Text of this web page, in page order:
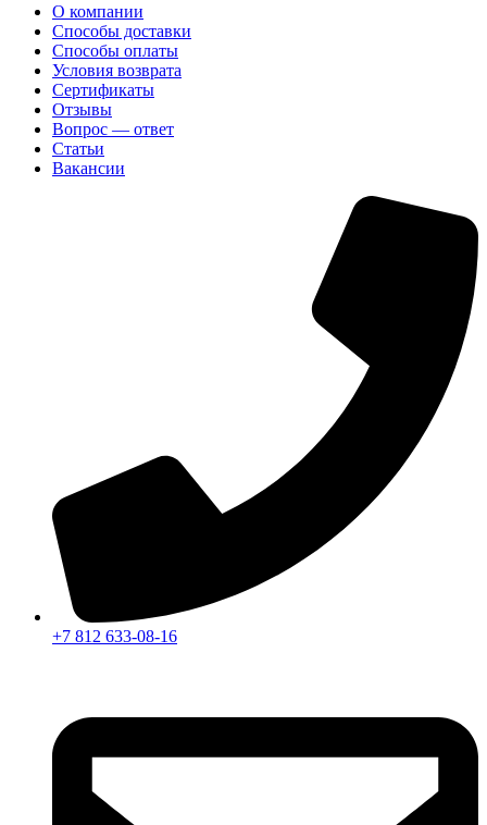
О компании
Способы доставки
Способы оплаты
Условия возврата
Сертификаты
Отзывы
Вопрос — ответ
Статьи
Вакансии
+7 812 633-08-16